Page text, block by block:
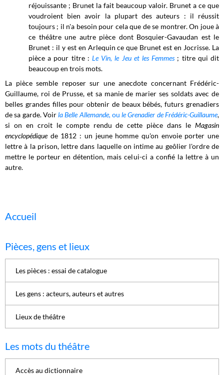
réjouissante ; Brunet la fait beaucoup valoir. Brunet a ce que
voudroient bien avoir la plupart des auteurs : il réussit
toujours ; il n'a besoin pour cela que de se montrer. On joue à
ce théâtre une autre pièce dont Bosquier-Gavaudan est le
Brunet : il y est en Arlequin ce que Brunet est en Jocrisse. La
pièce a pour titre : Le Vin, le Jeu et les Femmes; titre qui dit
beaucoup en trois mots.
La pièce semble reposer sur une anecdote concernant Frédéric-
Guillaume, roi de Prusse, et sa manie de marier ses soldats avec de
belles grandes filles pour obtenir de beaux bébés, futurs grenadiers
de sa garde. Voirla Belle Allemande, oule Grenadier de Frédéric-Guillaume,
si on en croit le compte rendu de cette pièce dans le Magasin
encyclopédiquede 1812 : un jeune homme qu'on envoie porter une
lettre à la prison, lettre dans laquelle on intime au geôlier l'ordre de
mettre le porteur en détention, mais celui-ci a confié la lettre à un
autre.
Accueil
Pièces, gens et lieux
Les pièces : essai de catalogue
Les gens : acteurs, auteurs et autres
Lieux de théâtre
Les mots du théâtre
Accès au dictionnaire